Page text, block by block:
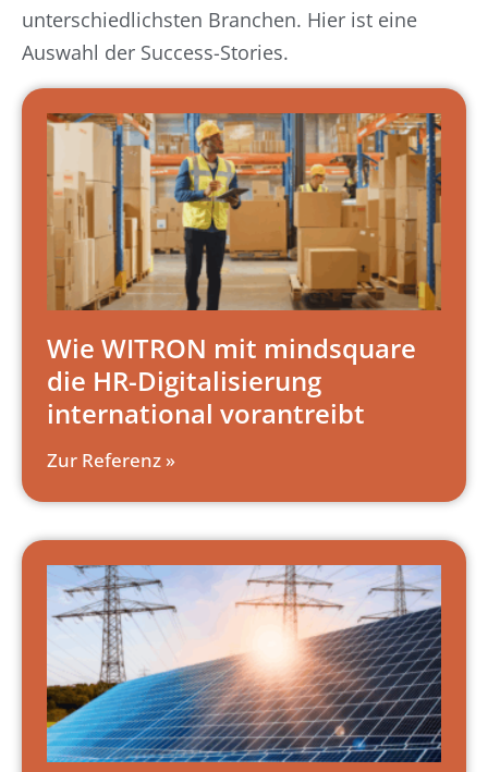
unterschiedlichsten Branchen. Hier ist eine
Auswahl der Success-Stories.
Wie WITRON mit mindsquare
die HR-Digitalisierung
international vorantreibt
Zur Referenz »